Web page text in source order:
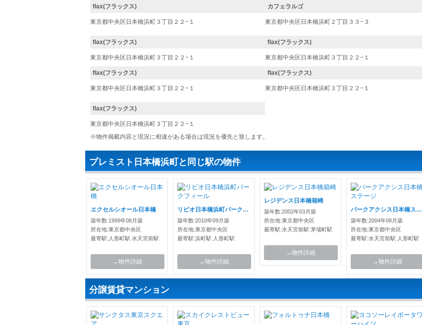
flax(フラックス)
東京都中央区日本橋浜町３丁目２２−１
カフェラルゴ
東京都中央区日本橋浜町２丁目３３−３
flax(フラックス)
東京都中央区日本橋浜町３丁目２２−１
flax(フラックス)
東京都中央区日本橋浜町３丁目２２−１
flax(フラックス)
東京都中央区日本橋浜町３丁目２２−１
flax(フラックス)
東京都中央区日本橋浜町３丁目２２−１
flax(フラックス)
東京都中央区日本橋浜町３丁目２２−１
※物件掲載内容と現況に相違がある場合は現況を優先と致します。
プレミスト日本橋浜町と同じ駅の物件
エクセルシオール日本橋
築年数:1999年08月築
所在地:東京都中央区
最寄駅:人形町駅 水天宮前駅
→物件詳細
リビオ日本橋浜町パークフィール
築年数:2010年09月築
所在地:東京都中央区
最寄駅:浜町駅 人形町駅
→物件詳細
レジデンス日本橋箱崎
築年数:2002年03月築
所在地:東京都中央区
最寄駅:水天宮前駅 茅場町駅
→物件詳細
パークアクシス日本橋ステージ
築年数:2004年08月築
所在地:東京都中央区
最寄駅:水天宮前駅 人形町駅
→物件詳細
分譲賃貸マンション